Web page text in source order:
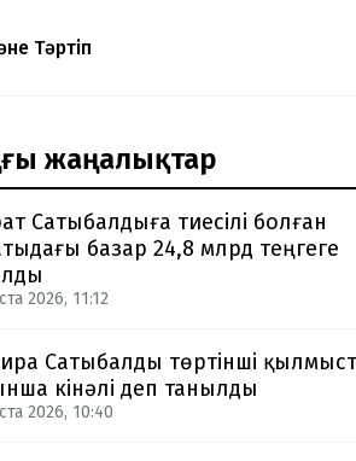
Тәртіп
жаңалықтар
Сатыбалдыға тиесілі болған
базар 24,8 млрд теңгеге
2026, 11:12
Сатыбалды төртінші
кінәлі деп танылды
2026, 10:40